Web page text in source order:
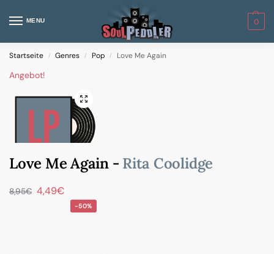
MENU 0
Startseite / Genres / Pop / Love Me Again
Angebot!
Love Me Again - Rita Coolidge
8,95€ 4,49€
-50%